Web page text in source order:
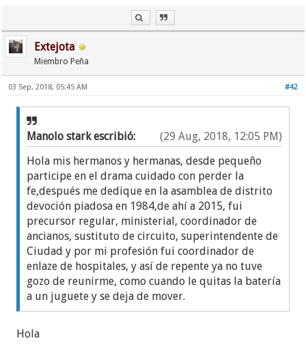
Extejota
Miembro Peña
#42
03 Sep, 2018, 05:45 AM
(29 Aug, 2018, 12:05 PM)
Manolo stark escribió:
Hola mis hermanos y hermanas, desde pequeño
participe en el drama cuidado con perder la
fe,después me dedique en la asamblea de distrito
devoción piadosa en 1984,de ahí a 2015, fui
precursor regular, ministerial, coordinador de
ancianos, sustituto de circuito, superintendente de
Ciudad y por mi profesión fui coordinador de
enlaze de hospitales, y así de repente ya no tuve
gozo de reunirme, como cuando le quitas la batería
a un juguete y se deja de mover.
cuenta como se elegían a los discursantes por
Hola